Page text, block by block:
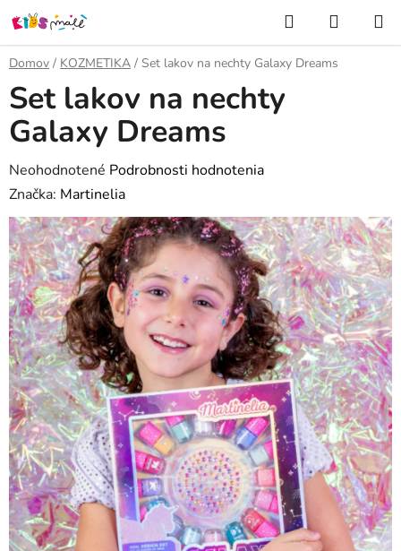
Prejsť
na
obsah
Hľadať
KOŠÍK
Domov / KOZMETIKA / Set lakov na nechty Galaxy Dreams
Set lakov na nechty
Galaxy Dreams
Priemerné
hodnotenie
produktu
je
0,0
z
5
hviezdičiek.
Neohodnotené Podrobnosti hodnotenia
Značka: Martinelia